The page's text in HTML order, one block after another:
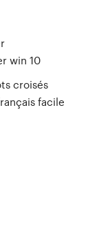
win 10
croisés
facile